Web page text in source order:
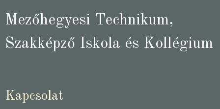
Mezőhegyesi Technikum,
Szakképző Iskola és Kollégium
Kapcsolat